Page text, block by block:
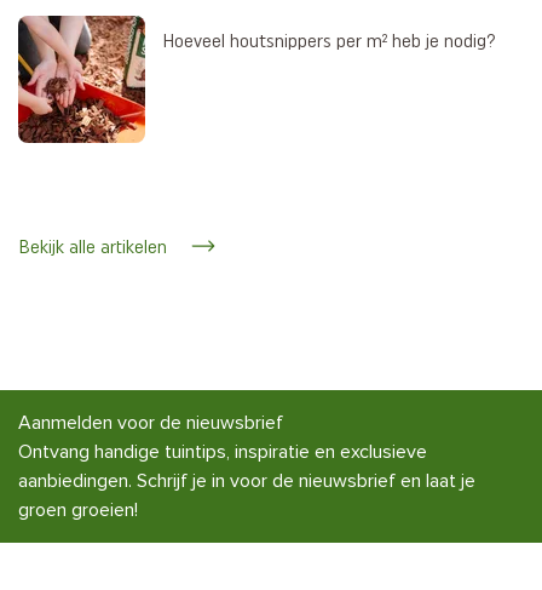
Hoeveel houtsnippers per m² heb je nodig?
Bekijk alle artikelen
Aanmelden voor de nieuwsbrief
Ontvang handige tuintips, inspiratie en exclusieve
aanbiedingen. Schrijf je in voor de nieuwsbrief en laat je
groen groeien!